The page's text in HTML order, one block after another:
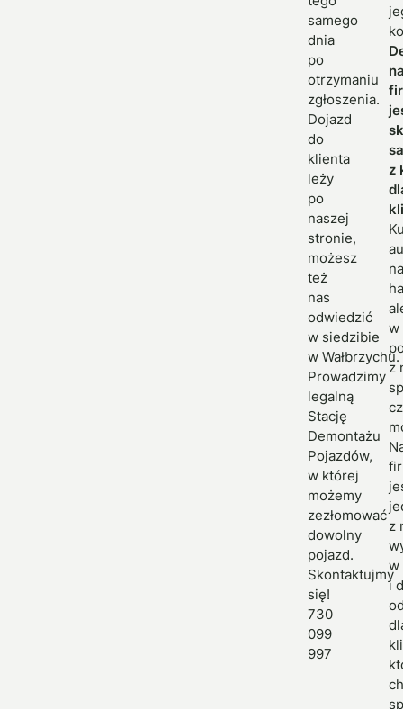
samego
dnia
po
otrzymaniu
zgłoszenia.
Dojazd
do
klienta
leży
po
naszej
stronie,
możesz
też
nas
odwiedzić
w siedzibie
w Wałbrzychu.
Prowadzimy
legalną
Stację
Demontażu
Pojazdów,
w której
możemy
zezłomować
dowolny
pojazd.
Skontaktujmy
się!
730
099
997
z
na
w
z
z
w
i